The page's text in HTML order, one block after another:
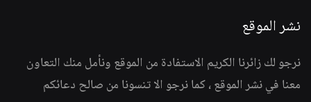
نشر الموقع
نرجو لك زائرنا الكريم الاستفادة من الموقع ونأمل منك التعاون
معنا في نشر الموقع ، كما نرجو الا تنسونا من صالح دعائكم